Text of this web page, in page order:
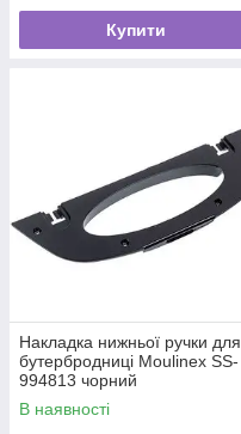
Купити
Накладка нижньої ручки для
бутербродниці Moulinex SS-
994813 чорний
В наявності